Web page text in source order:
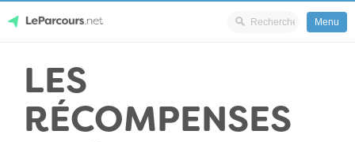
content
LeParcours.net
Menu
LES
RÉCOMPENSES